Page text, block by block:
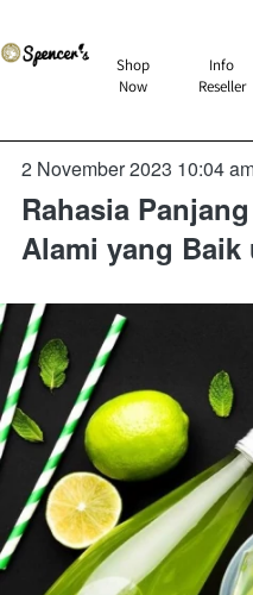
`
Shop
Now
` Info
Reseller
2 November 2023 10:04
Rahasia
Alami yang Baik